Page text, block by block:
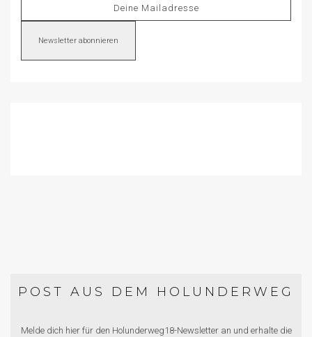
Newsletter abonnieren
POST AUS DEM HOLUNDERWEG
Melde dich hier für den Holunderweg18-Newsletter an und erhalte die